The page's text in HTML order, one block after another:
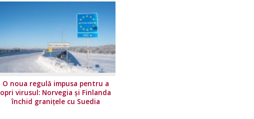
O noua regulă impusa pentru a
opri virusul: Norvegia și Finlanda
închid granițele cu Suedia